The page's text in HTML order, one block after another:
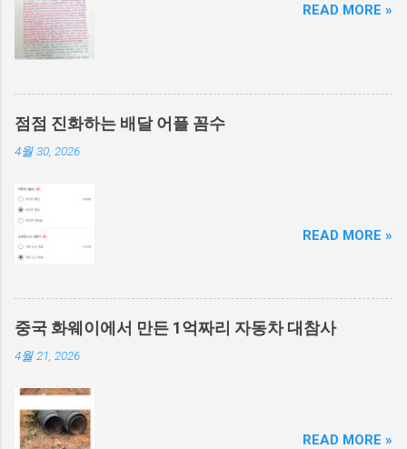
READ MORE »
점점 진화하는 배달 어플 꼼수
4월 30, 2026
READ MORE »
중국 화웨이에서 만든 1억짜리 자동차 대참사
4월 21, 2026
READ MORE »